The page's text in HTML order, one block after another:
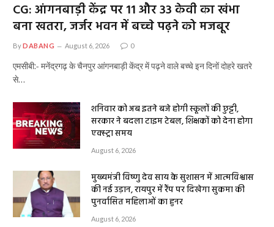
CG: आंगनबाड़ी केंद्र पर 11 और 33 केवी का खंभा
बना खतरा, जर्जर भवन में बच्चे पढ़ने को मजबूर
ByDABANG August 6, 2026 0
एमसीबी:- मनेंद्रगढ़ के चैनपुर आंगनबाड़ी केंद्र में पढ़ने वाले बच्चे इन दिनों दोहरे खतरे
से…
शनिवार को अब इतने बजे होगी स्कूलों की छुट्टी,
सरकार ने बदला टाइम टेबल, शिक्षकों को देना होगा
एक्स्ट्रा समय
August 6, 2026
मुख्यमंत्री विष्णु देव साय के सुशासन में आत्मविश्वास
की नई उड़ान, रायपुर में रैंप पर दिखेगा सुकमा की
पुनर्वासित महिलाओं का हुनर
August 6, 2026